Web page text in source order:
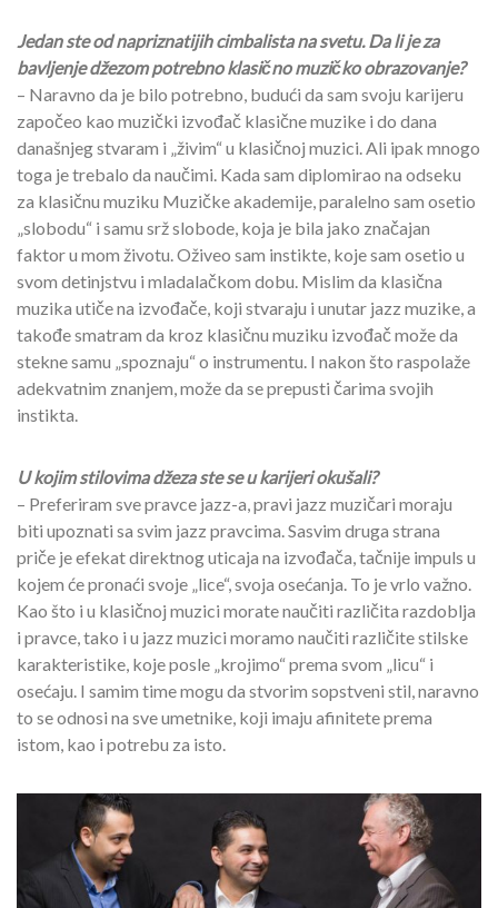
Jedan ste od napriznatijih cimbalista na svetu. Da li je za
bavljenje džezom potrebno klasično muzičko obrazovanje?
– Naravno da je bilo potrebno, budući da sam svoju karijeru
započeo kao muzički izvođač klasične muzike i do dana
današnjeg stvaram i „živim“ u klasičnoj muzici. Ali ipak mnogo
toga je trebalo da naučimi. Kada sam diplomirao na odseku
za klasičnu muziku Muzičke akademije, paralelno sam osetio
„slobodu“ i samu srž slobode, koja je bila jako značajan
faktor u mom životu. Oživeo sam instikte, koje sam osetio u
svom detinjstvu i mladalačkom dobu. Mislim da klasična
muzika utiče na izvođače, koji stvaraju i unutar jazz muzike, a
takođe smatram da kroz klasičnu muziku izvođač može da
stekne samu „spoznaju“ o instrumentu. I nakon što raspolaže
adekvatnim znanjem, može da se prepusti čarima svojih
instikta.
U kojim stilovima džeza ste se u karijeri okušali?
– Preferiram sve pravce jazz-a, pravi jazz muzičari moraju
biti upoznati sa svim jazz pravcima. Sasvim druga strana
priče je efekat direktnog uticaja na izvođača, tačnije impuls u
kojem će pronaći svoje „lice“, svoja osećanja. To je vrlo važno.
Kao što i u klasičnoj muzici morate naučiti različita razdoblja
i pravce, tako i u jazz muzici moramo naučiti različite stilske
karakteristike, koje posle „krojimo“ prema svom „licu“ i
osećaju. I samim time mogu da stvorim sopstveni stil, naravno
to se odnosi na sve umetnike, koji imaju afinitete prema
istom, kao i potrebu za isto.